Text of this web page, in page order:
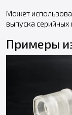
Может
выпуска серийных
Примеры